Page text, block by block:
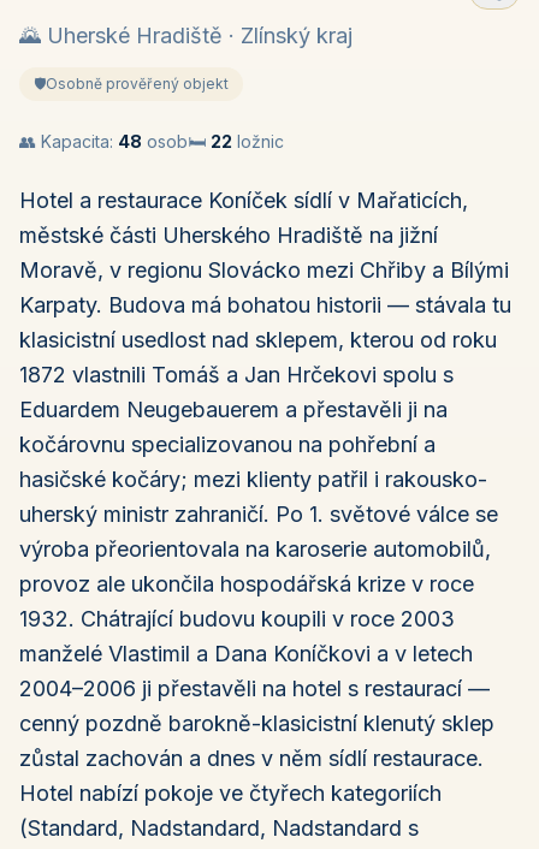
🌄 Uherské Hradiště · Zlínský kraj
🛡️Osobně prověřený objekt
👥 Kapacita: 48 osob🛏️ 22 ložnic
Hotel a restaurace Koníček sídlí v Mařaticích,
městské části Uherského Hradiště na jižní
Moravě, v regionu Slovácko mezi Chřiby a Bílými
Karpaty. Budova má bohatou historii — stávala tu
klasicistní usedlost nad sklepem, kterou od roku
1872 vlastnili Tomáš a Jan Hrčekovi spolu s
Eduardem Neugebauerem a přestavěli ji na
kočárovnu specializovanou na pohřební a
hasičské kočáry; mezi klienty patřil i rakousko-
uherský ministr zahraničí. Po 1. světové válce se
výroba přeorientovala na karoserie automobilů,
provoz ale ukončila hospodářská krize v roce
1932. Chátrající budovu koupili v roce 2003
manželé Vlastimil a Dana Koníčkovi a v letech
2004–2006 ji přestavěli na hotel s restaurací —
cenný pozdně barokně-klasicistní klenutý sklep
zůstal zachován a dnes v něm sídlí restaurace.
Hotel nabízí pokoje ve čtyřech kategoriích
(Standard, Nadstandard, Nadstandard s